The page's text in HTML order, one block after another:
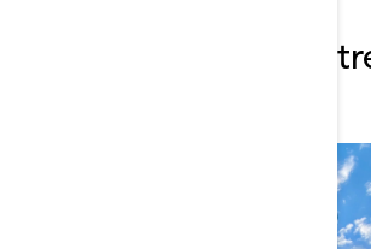
Vous aimerez peut-